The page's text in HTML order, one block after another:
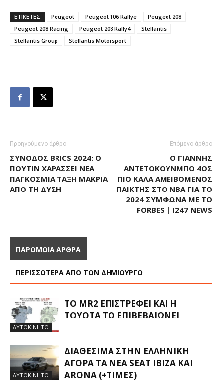
ΕΤΙΚΕΤΕΣ Peugeot Peugeot 106 Rallye
Peugeot 208
Peugeot 208 Racing
Peugeot 208 Rally4
Stellantis
Stellantis Group
Stellantis Motorsport
Προηγούμενο άρθρο
ΣΎΝΟΔΟΣ BRICS 2024: Ο
ΠΟΎΤΙΝ ΧΑΡΆΣΣΕΙ ΝΈΑ
ΠΑΓΚΌΣΜΙΑ ΤΆΞΗ ΜΑΚΡΙΆ
ΑΠΌ ΤΗ ΔΎΣΗ
Επόμενο άρθρο
Ο ΓΙΆΝΝΗΣ
ΑΝΤΕΤΟΚΟΎΝΜΠΟ 4ΟΣ
ΠΙΟ ΚΑΛΆ ΑΜΕΙΒΌΜΕΝΟΣ
ΠΑΊΚΤΗΣ ΣΤΟ ΝΒΑ ΓΙΑ ΤΟ
2024 ΣΎΜΦΩΝΑ ΜΕ ΤΟ
FORBES | I247 NEWS
ΠΑΡΟΜΟΙΑ ΑΡΘΡΑ
ΠΕΡΙΣΣΟΤΕΡΑ ΑΠΟ ΤΟΝ ΔΗΜΙΟΥΡΓΟ
ΑΥΤΟΚΙΝΗΤΟ
ΤΟ MR2 ΕΠΙΣΤΡΈΦΕΙ ΚΑΙ Η
TOYOTA ΤΟ ΕΠΙΒΕΒΑΙΏΝΕΙ
ΑΥΤΟΚΙΝΗΤΟ
ΔΙΑΘΈΣΙΜΑ ΣΤΗΝ ΕΛΛΗΝΙΚΉ
ΑΓΟΡΆ ΤΑ ΝΈΑ SEAT IBIZA ΚΑΙ
ARONA (+ΤΙΜΈΣ)